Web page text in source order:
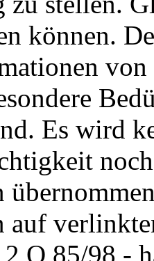
können.
Es wird
auf
O 85/98 -